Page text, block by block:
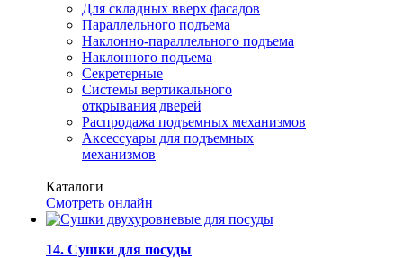
Для складных вверх фасадов
Параллельного подъема
Наклонно-параллельного подъема
Наклонного подъема
Секретерные
Системы вертикального
открывания дверей
Распродажа подъемных механизмов
Аксессуары для подъемных
механизмов
Каталоги
Смотреть онлайн
14. Сушки для посуды